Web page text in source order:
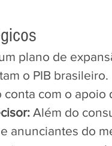
plano de
o PIB brasileiro.
conta com o apoio
Além do
anunciantes do